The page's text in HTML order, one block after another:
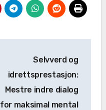
Selvverd og
idrettsprestasjon:
Mestre indre dialog
for maksimal mental